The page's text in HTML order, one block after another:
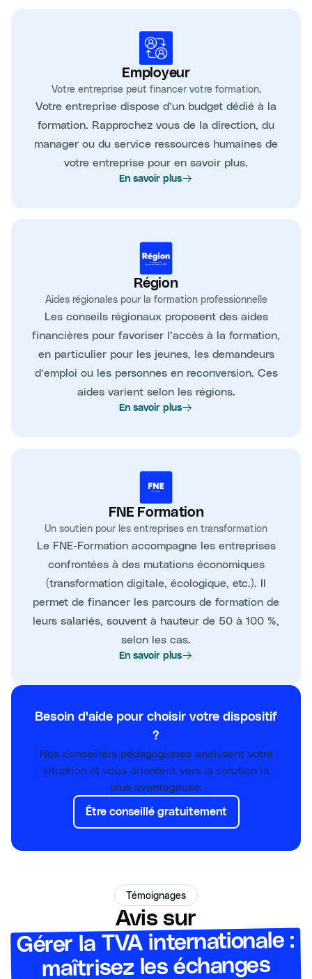
Employeur
Votre entreprise peut financer votre formation.
Votre entreprise dispose d’un budget dédié à la
formation. Rapprochez vous de la direction, du
manager ou du service ressources humaines de
votre entreprise pour en savoir plus.
En savoir plus
Région
Aides régionales pour la formation professionnelle
Les conseils régionaux proposent des aides
financières pour favoriser l’accès à la formation,
en particulier pour les jeunes, les demandeurs
d’emploi ou les personnes en reconversion. Ces
aides varient selon les régions.
En savoir plus
FNE Formation
Un soutien pour les entreprises en transformation
Le FNE-Formation accompagne les entreprises
confrontées à des mutations économiques
(transformation digitale, écologique, etc.). Il
permet de financer les parcours de formation de
leurs salariés, souvent à hauteur de 50 à 100 %,
selon les cas.
En savoir plus
Besoin d'aide pour choisir votre dispositif
?
Nos conseillers pédagogiques analysent votre
situation et vous orientent vers la solution la
plus avantageuse.
Être conseillé gratuitement
Témoignages
Avis sur
Gérer la TVA internationale :
maîtrisez les échanges